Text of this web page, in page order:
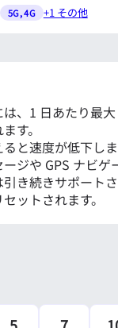
5G, 4G +1 その他
、1 日あたり最大
す。
と速度が低下しま
ジや GPS ナビゲ
き続きサポート
ットされます。